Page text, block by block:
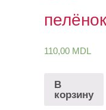
пелёнок
110,00 MDL
В
корзину